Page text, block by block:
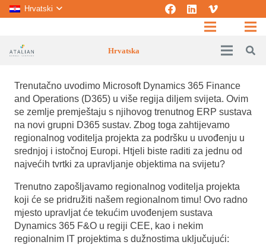
Hrvatski
Hrvatska
Trenutačno uvodimo Microsoft Dynamics 365 Finance
and Operations (D365) u više regija diljem svijeta. Ovim
se zemlje premještaju s njihovog trenutnog ERP sustava
na novi grupni D365 sustav. Zbog toga zahtijevamo
regionalnog voditelja projekta za podršku u uvođenju u
srednjoj i istočnoj Europi. Htjeli biste raditi za jednu od
najvećih tvrtki za upravljanje objektima na svijetu?
Trenutno zapošljavamo regionalnog voditelja projekta
koji će se pridružiti našem regionalnom timu! Ovo radno
mjesto upravljat će tekućim uvođenjem sustava
Dynamics 365 F&O u regiji CEE, kao i nekim
regionalnim IT projektima s dužnostima uključujući: